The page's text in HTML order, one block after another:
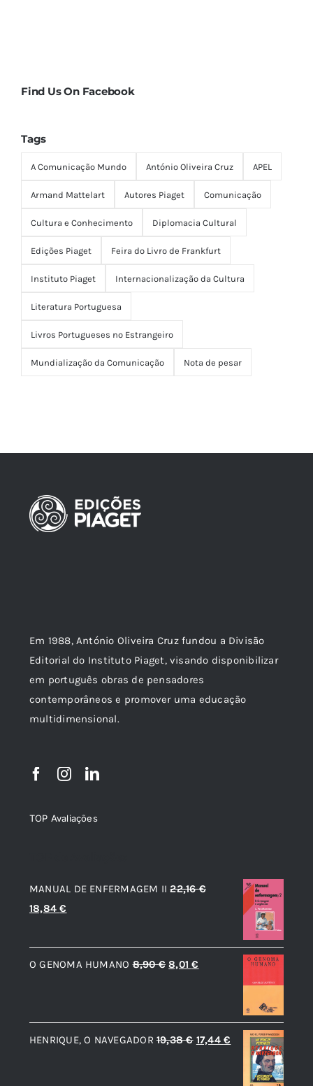
Find Us On Facebook
Tags
A Comunicação Mundo António Oliveira Cruz APEL
Armand Mattelart Autores Piaget Comunicação
Cultura e Conhecimento Diplomacia Cultural
Edições Piaget Feira do Livro de Frankfurt
Instituto Piaget Internacionalização da Cultura
Literatura Portuguesa
Livros Portugueses no Estrangeiro
Mundialização da Comunicação Nota de pesar
Em 1988, António Oliveira Cruz fundou a Divisão
Editorial do Instituto Piaget, visando disponibilizar
em português obras de pensadores
contemporâneos e promover uma educação
multidimensional.
TOP Avaliações
MANUAL DE ENFERMAGEM II 22,16€
O
original
era:
18,84€
atual
é:
O GENOMA HUMANO 8,90€ O
era:
8,90 €.
8,01€
é:
8,01 €.
HENRIQUE, O NAVEGADOR 19,38€ O
17,44€
preço
atual